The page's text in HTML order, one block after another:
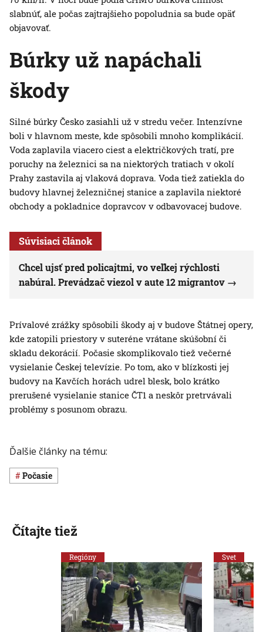
slabnúť, ale počas zajtrajšieho popoludnia sa bude opäť
objavovať.
Búrky už napáchali
škody
Silné búrky Česko zasiahli už v stredu večer. Intenzívne
boli v hlavnom meste, kde spôsobili mnoho komplikácií.
Voda zaplavila viacero ciest a električkových tratí, pre
poruchy na železnici sa na niektorých tratiach v okolí
Prahy zastavila aj vlaková doprava. Voda tiež zatiekla do
budovy hlavnej železničnej stanice a zaplavila niektoré
obchody a pokladnice dopravcov v odbavovacej budove.
Súvisiaci článok
Chcel ujsť pred policajtmi, vo veľkej rýchlosti
nabúral. Prevádzač viezol v aute 12 migrantov
Prívalové zrážky spôsobili škody aj v budove Štátnej opery,
kde zatopili priestory v suteréne vrátane skúšobní či
skladu dekorácií. Počasie skomplikovalo tiež večerné
vysielanie Českej televízie. Po tom, ako v blízkosti jej
budovy na Kavčích horách udrel blesk, bolo krátko
prerušené vysielanie stanice ČT1 a neskôr pretrvávali
problémy s posunom obrazu.
Ďalšie články na tému:
Počasie
Čítajte tiež
Regióny Svet